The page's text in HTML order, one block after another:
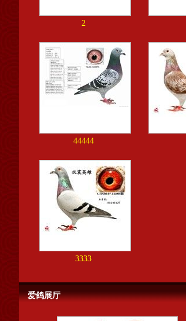
2
44444
3333
爱鸽展厅